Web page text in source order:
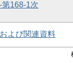
168-1次
よび関連資料